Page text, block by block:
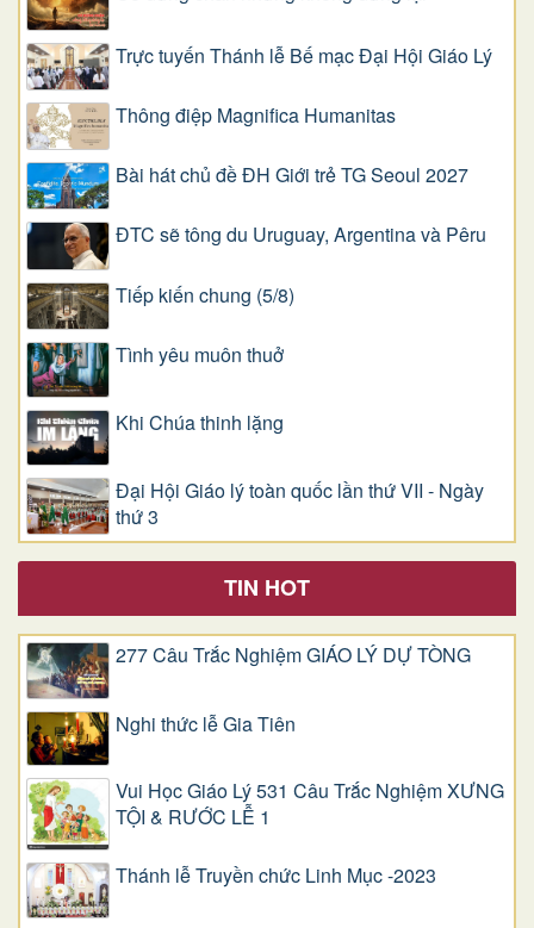
Trực tuyến Thánh lễ Bế mạc Đại Hội Giáo Lý
Thông điệp Magnifica Humanitas
Bài hát chủ đề ĐH Giới trẻ TG Seoul 2027
ĐTC sẽ tông du Uruguay, Argentina và Pêru
Tiếp kiến chung (5/8)
Tình yêu muôn thuở
Khi Chúa thinh lặng
Đại Hội Giáo lý toàn quốc lần thứ VII - Ngày
thứ 3
TIN HOT
277 Câu Trắc Nghiệm GIÁO LÝ DỰ TÒNG
Nghi thức lễ Gia Tiên
Vui Học Giáo Lý 531 Câu Trắc Nghiệm XƯNG
TỘI & RƯỚC LỄ 1
Thánh lễ Truyền chức Linh Mục -2023